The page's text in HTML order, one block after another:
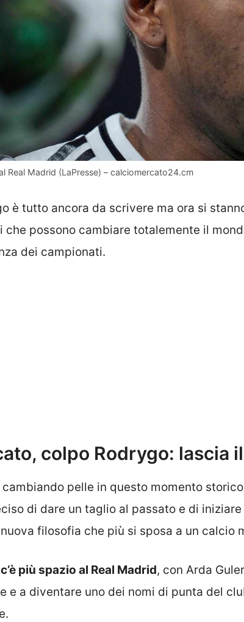
Real Madrid (LaPresse) – calciomercato24.cm
è tutto ancora da scrivere ma ora si
che possono cambiare totalemente il
dei campionati.
colpo Rodrygo: lascia
pelle in questo momento
di dare un taglio al passato e di
filosofia che più si sposa a un calcio
più spazio al Real Madrid, con Arda
e a diventare uno dei nomi di punta del